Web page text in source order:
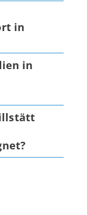
in
in